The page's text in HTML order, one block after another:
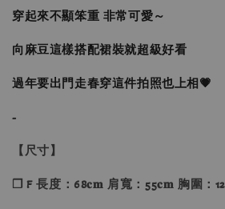
穿起來不顯笨重 非常可愛～
向麻豆這樣搭配裙裝就超級好看
過年要出門走春穿這件拍照也上相💗
-
【尺寸】
❐ F 長度：68𝐜𝐦 肩寬：55𝐜𝐦 胸圍：